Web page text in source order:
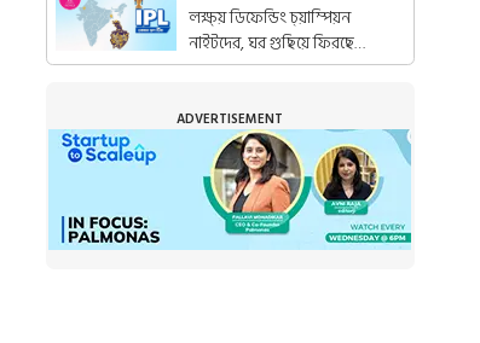
লক্ষ্য় ডিফেন্ডিং চ্য়াম্পিয়ন
নাইটদের, ঘর গুছিয়ে ফিরছে
রাজস্থানও
ADVERTISEMENT